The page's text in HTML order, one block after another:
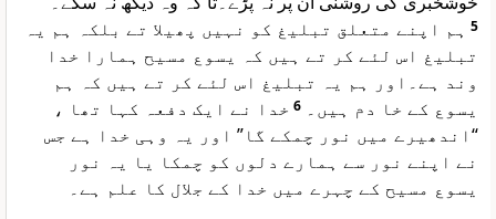
5 ہم اپنے متعلق تبلیغ کو نہیں پھیلا تے بلکہ ہم یہ
تبلیغ اس لئے کر تے ہیں کہ یسوع مسیح ہمارا خدا
وند ہے۔اور ہم یہ تبلیغ اس لئے کر تے ہیں کہ ہم
یسوع کے خا دم ہیں۔ 6 خدا نے ایک دفعہ کہا تھا ،
“اندھیرے میں نور چمکے گا” اور یہ وہی خدا ہے جس
نے اپنے نور سے ہمارے دلوں کو چمکا یا یہ نور
یسوع مسیح کے چہرے میں خدا کے جلال کا علم ہے۔